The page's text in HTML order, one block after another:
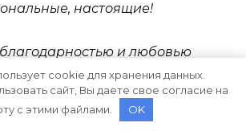
настоящие!
и любовью
cookie для хранения данных.
сайт, Вы даете свое согласие на
с этими файлами.
OK